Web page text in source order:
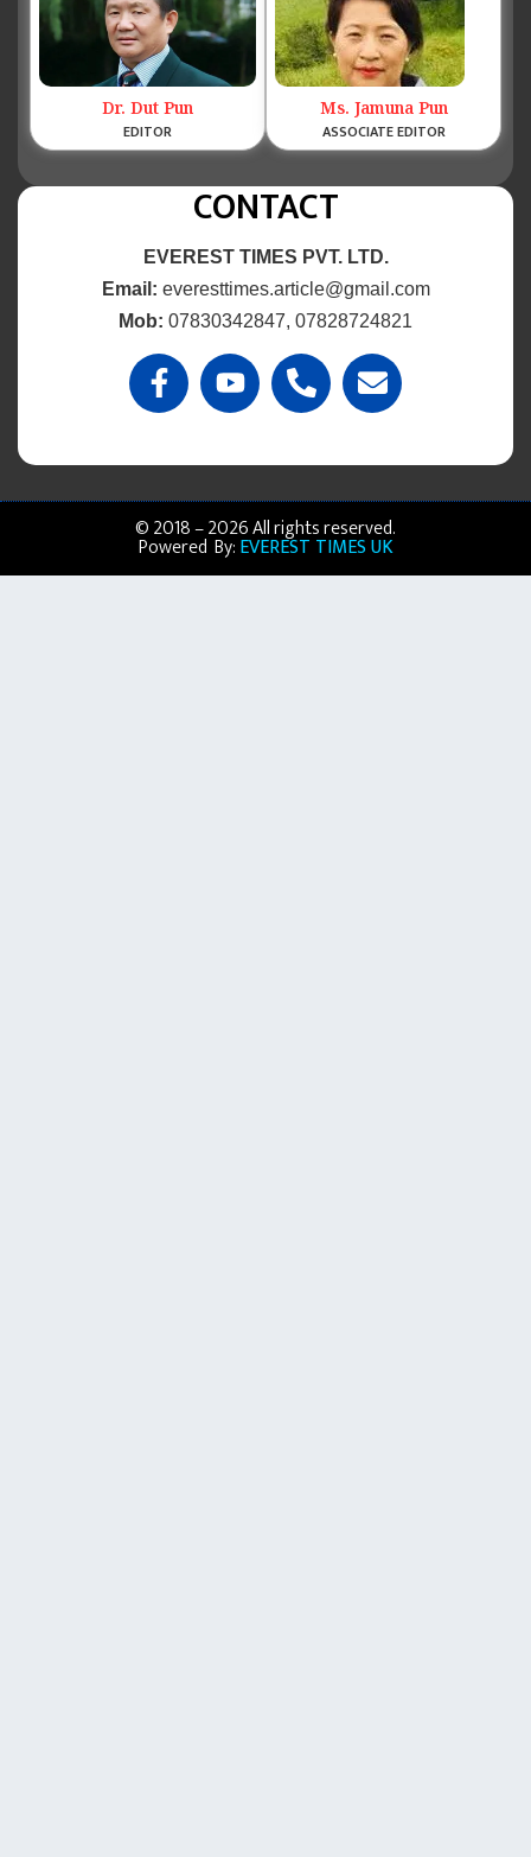
Dr. Dut Pun
EDITOR
Ms. Jamuna Pun
ASSOCIATE EDITOR
CONTACT
EVEREST TIMES PVT. LTD.
Email: everesttimes.article@gmail.com
Mob: 07830342847, 07828724821
© 2018 – 2026 All rights reserved.
Powered By:EVEREST TIMES UK